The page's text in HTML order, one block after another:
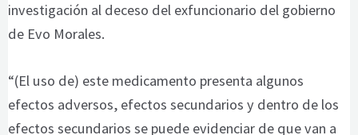
investigación al deceso del exfuncionario del gobierno
de Evo Morales.
“(El uso de) este medicamento presenta algunos
efectos adversos, efectos secundarios y dentro de los
efectos secundarios se puede evidenciar de que van a